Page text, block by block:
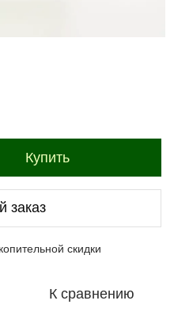
Купить
заказ
скидки
К сравнению